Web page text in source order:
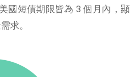
國短債期限皆為 3 個月內，顯
求。